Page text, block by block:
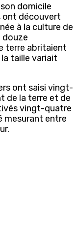
domicile
ont découvert
à la culture de
douze
terre abritaient
taille variait
ont saisi vingt-
de la terre et de
vingt-quatre
mesurant entre